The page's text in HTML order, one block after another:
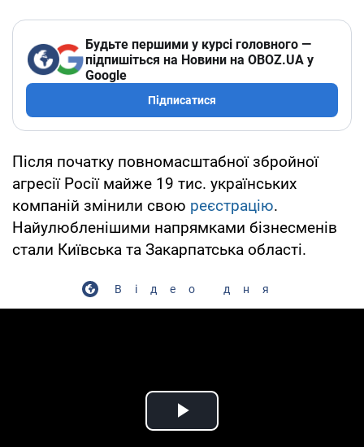
Будьте першими у курсі головного —
підпишіться на Новини на OBOZ.UA у
Google
Підписатися
Після початку повномасштабної збройної
агресії Росії майже 19 тис. українських
компаній змінили свою реєстрацію.
Найулюбленішими напрямками бізнесменів
стали Київська та Закарпатська області.
Відео дня
Play Video